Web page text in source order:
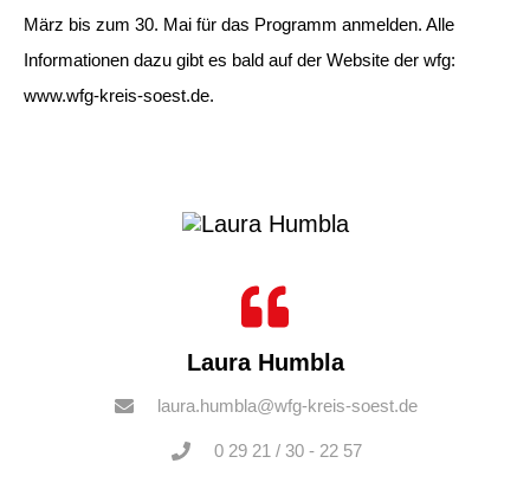
März bis zum 30. Mai für das Programm anmelden. Alle
Informationen dazu gibt es bald auf der Website der wfg:
www.wfg-kreis-soest.de.
Laura Humbla
laura.humbla@wfg-kreis-soest.de
0 29 21 / 30 - 22 57